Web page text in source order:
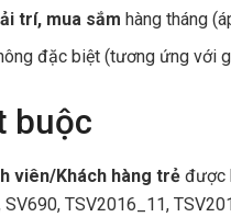
trí, mua sắm hàng tháng
đặc biệt (tương ứng với
buộc
viên/Khách hàng trẻ được
SV690, TSV2016_11,